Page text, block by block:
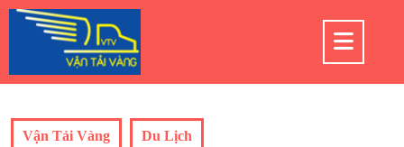
Skip
Vận Tải Vàng Du Lịch